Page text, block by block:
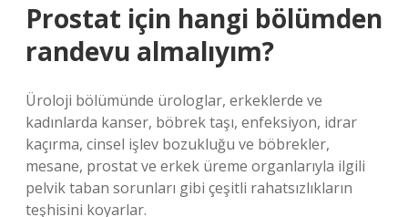
Prostat için hangi bölümden
randevu almalıyım?
Üroloji bölümünde ürologlar, erkeklerde ve
kadınlarda kanser, böbrek taşı, enfeksiyon, idrar
kaçırma, cinsel işlev bozukluğu ve böbrekler,
mesane, prostat ve erkek üreme organlarıyla ilgili
pelvik taban sorunları gibi çeşitli rahatsızlıkların
teşhisini koyarlar.